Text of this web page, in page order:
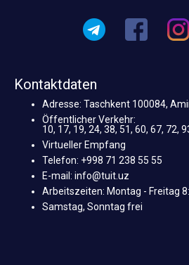
Kontaktdaten
Adresse: Taschkent 100084,
Öffentlicher Verkehr:
10, 17, 19, 24, 38, 51, 60, 67, 72,
Virtueller Empfang
Telefon: +998 71 238 55 55
E-mail: info@tuit.uz
Arbeitszeiten: Montag - Freitag
Samstag, Sonntag frei